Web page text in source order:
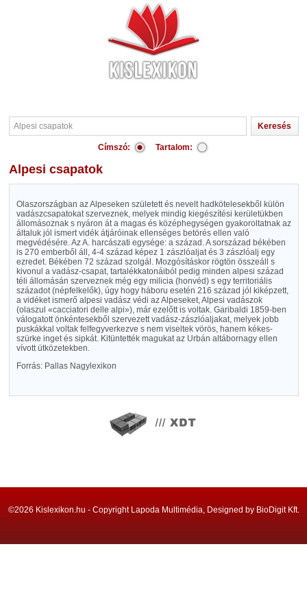
Címszó: Tartalom:
Alpesi csapatok
Olaszországban az Alpeseken született és nevelt hadkötelesekből külön
vadászcsapatokat szerveznek, melyek mindig kiegészítési kerületükben
állomásoznak s nyáron át a magas és középhegységen gyakoroltatnak az
általuk jól ismert vidék átjáróinak ellenséges betörés ellen való
megvédésére. Az A. harcászati egysége: a század. A sorszázad békében
is 270 emberből áll, 4-4 század képez 1 zászlóaljat és 3 zászlóalj egy
ezredet. Békében 72 század szolgál. Mozgósításkor rögtön összeáll s
kivonul a vadász-csapat, tartalékkatonáiból pedig minden alpesi század
téli állomásán szerveznek még egy milicia (honvéd) s egy territoriális
századot (népfelkelők), úgy hogy háboru esetén 216 század jól kiképzett,
a vidéket ismerő alpesi vadász védi az Alpeseket, Alpesi vadászok
(olaszul «cacciatori delle alpi»), már ezelőtt is voltak. Garibaldi 1859-ben
válogatott önkéntesekből szervezett vadász-zászlóaljakat, melyek jobb
puskákkal voltak felfegyverkezve s nem viseltek vörös, hanem kékes-
szürke inget és sipkát. Kitüntették magukat az Urbán altábornagy ellen
vívott ütközetekben.
Forrás: Pallas Nagylexikon
©2026 Kislexikon.hu - Copyright Lapoda Multimédia, Designed by BioDigit Kft.